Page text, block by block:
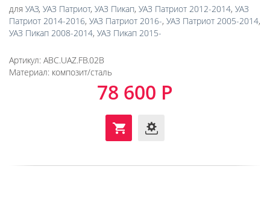
для УАЗ, УАЗ Патриот, УАЗ Пикап, УАЗ Патриот 2012-2014, УАЗ
Патриот 2014-2016, УАЗ Патриот 2016-, УАЗ Патриот 2005-2014,
УАЗ Пикап 2008-2014, УАЗ Пикап 2015-
Артикул: ABC.UAZ.FB.02B
Материал: композит/сталь
78 600 Р